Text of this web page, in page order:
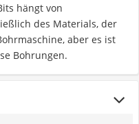
hängt von
des Materials, der
aber es ist
Bohrungen.